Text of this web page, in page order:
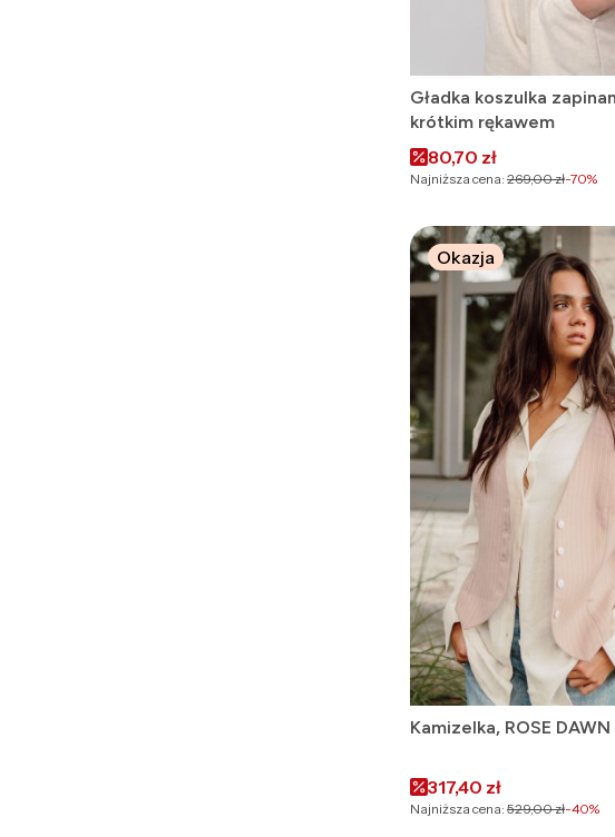
Gładka koszulka
krótkim rękawem
Cena promocyjna
80,70 zł
Najniższa cena: 269,00 zł-70%
Okazja
Kamizelka, ROSE DAWN
Cena promocyjna
317,40 zł
Najniższa cena: 529,00 zł-40%